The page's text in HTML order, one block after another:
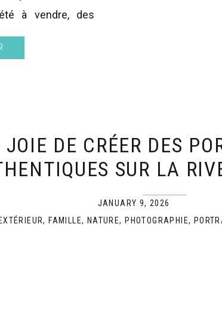
à vendre, des
le contrat. Si vous
gardé” de votre
EXTÉRIEUR, FAMILLE, NATURE, PHOTOGRAPHIE,
JANUARY 9, 2026
DE CRÉER DES
SUR LA
MONTRÉAL